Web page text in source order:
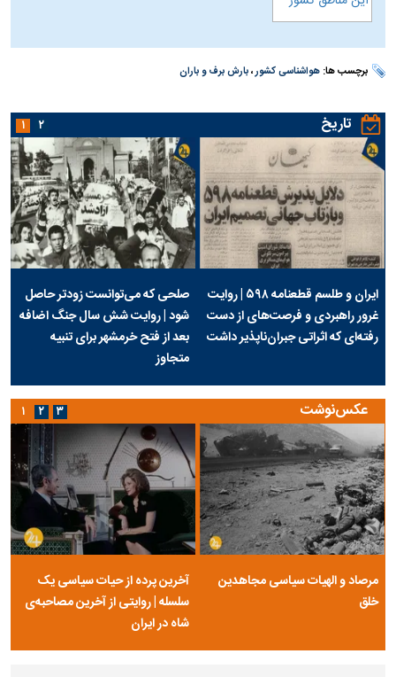
برچسب ها:هواشناسی کشور،بارش برف و باران
تاریخ
ایران و طلسم قطعنامه ۵۹۸ | روایت
غرور راهبردی و فرصت‌های از دست
رفته‌ای که اثراتی جبران‌ناپذیر داشت
صلحی که می‌توانست زودتر حاصل
شود | روایت شش سال جنگ اضافه
بعد از فتح خرمشهر برای تنبیه
متجاوز
۱ ۲
عکس‌نوشت
مرصاد و الهیات سیاسی مجاهدین
خلق
آخرین پرده از حیات سیاسی یک
سلسله | روایتی از آخرین مصاحبه‌ی
شاه در ایران
۱ ۲ ۳